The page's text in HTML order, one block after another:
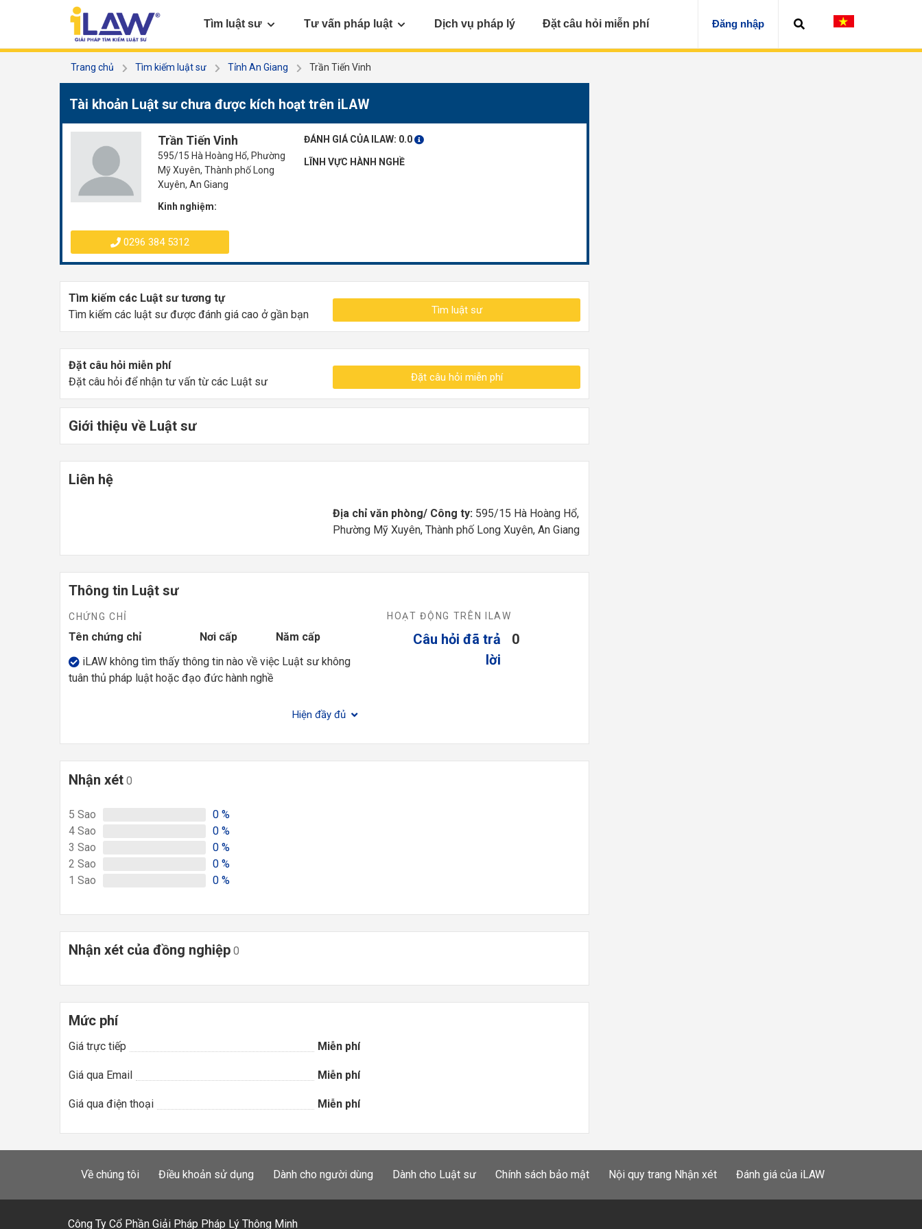
Tìm luật sư Tư vấn pháp luật Dịch vụ pháp lý Đặt câu hỏi miễn phí Đăng nhập
Trang chủ Tìm kiếm luật sư Tỉnh An Giang Trần Tiến Vinh
Tài khoản Luật sư chưa được kích hoạt trên iLAW
Trần Tiến Vinh
595/15 Hà Hoàng Hổ, Phường
Mỹ Xuyên, Thành phố Long
Xuyên, An Giang
Kinh nghiệm:
ĐÁNH GIÁ CỦA ILAW: 0.0
LĨNH VỰC HÀNH NGHỀ
0296 384 5312
Tìm kiếm các Luật sư tương tự
Tìm kiếm các luật sư được đánh giá cao ở gần bạn
Tìm luật sư
Đặt câu hỏi miễn phí
Đặt câu hỏi để nhận tư vấn từ các Luật sư
Đặt câu hỏi miễn phí
Giới thiệu về Luật sư
Liên hệ
Địa chỉ văn phòng/ Công ty: 595/15 Hà Hoàng Hổ,
Phường Mỹ Xuyên, Thành phố Long Xuyên, An Giang
Thông tin Luật sư
CHỨNG CHỈ
Tên chứng chỉ Nơi cấp
Năm cấp
iLAW không tìm thấy thông tin nào về việc Luật sư không
tuân thủ pháp luật hoặc đạo đức hành nghề
HOẠT ĐỘNG TRÊN ILAW
Câu hỏi đã trả
lời
0
Hiện đầy đủ
Nhận xét 0
5 Sao 0 %
4 Sao 0 %
3 Sao 0 %
2 Sao 0 %
1 Sao 0 %
Nhận xét của đồng nghiệp 0
Mức phí
Giá trực tiếp Miễn phí
Giá qua Email Miễn phí
Giá qua điện thoại Miễn phí
Về chúng tôi Điều khoản sử dụng Dành cho người dùng Dành cho Luật sư Chính sách bảo mật Nội quy trang Nhận xét Đánh giá của iLAW
Công Ty Cổ Phần Giải Pháp Pháp Lý Thông Minh